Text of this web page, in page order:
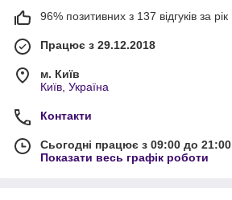
96% позитивних з 137 відгуків за рік
Працює з 29.12.2018
м. Київ
Київ, Україна
Контакти
Сьогодні працює з 09:00 до 21:00
Показати весь графік роботи